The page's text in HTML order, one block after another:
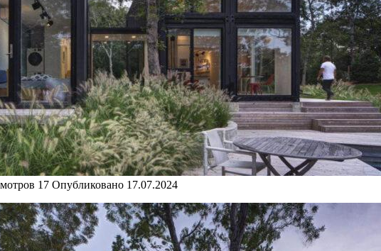
17 Опубликовано 17.07.2024